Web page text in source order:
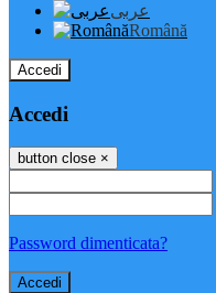
عربى
Română
Accedi
Accedi
button close ×
Password dimenticata?